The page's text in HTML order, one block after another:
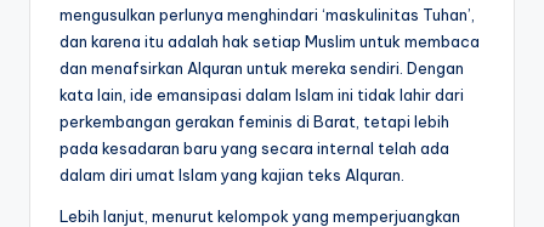
mengusulkan perlunya menghindari ‘maskulinitas Tuhan’,
dan karena itu adalah hak setiap Muslim untuk membaca
dan menafsirkan Alquran untuk mereka sendiri. Dengan
kata lain, ide emansipasi dalam Islam ini tidak lahir dari
perkembangan gerakan feminis di Barat, tetapi lebih
pada kesadaran baru yang secara internal telah ada
dalam diri umat Islam yang kajian teks Alquran.
Lebih lanjut, menurut kelompok yang memperjuangkan